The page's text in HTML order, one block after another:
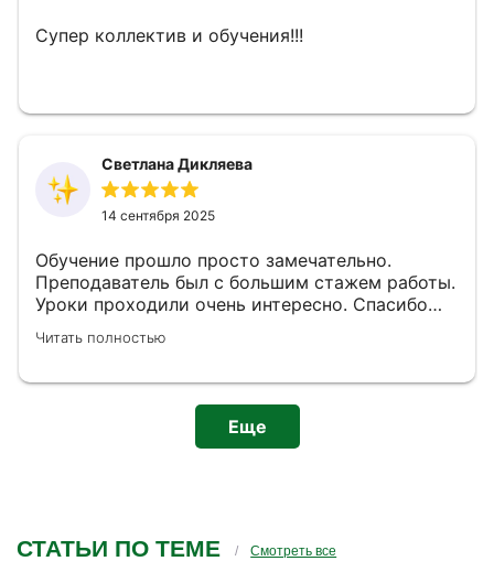
Супер коллектив и обучения!!!
Светлана Дикляева
14 сентября 2025
Обучение прошло просто замечательно.
Преподаватель был с большим стажем работы.
Уроки проходили очень интересно. Спасибо
обучения.
Читать полностью
Еще
СТАТЬИ ПО ТЕМЕ Смотреть все